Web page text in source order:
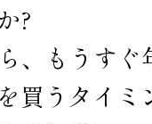
?
、もうすぐ
買うタイミ